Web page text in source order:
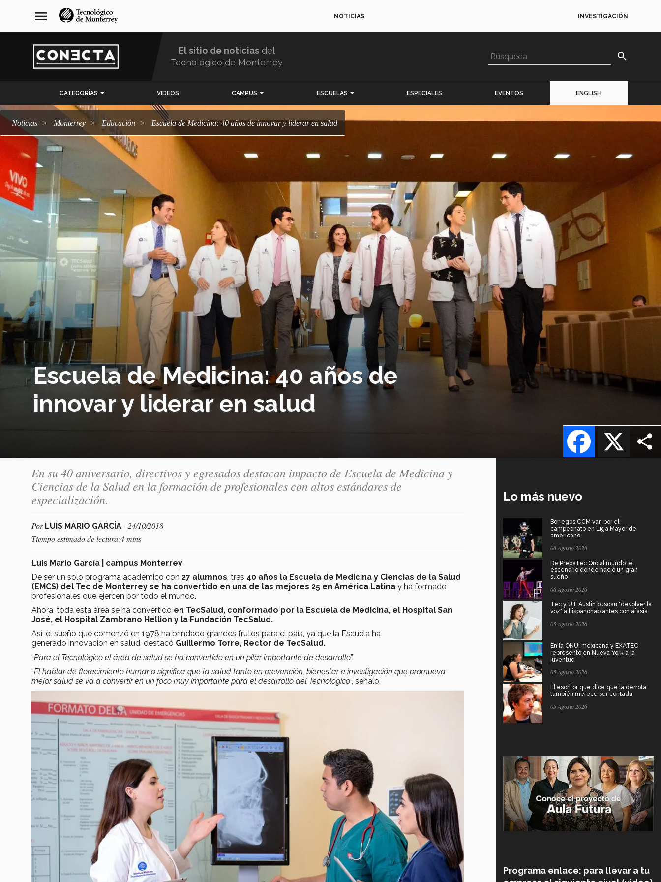
navegación
principal
menu NOTICIAS INVESTIGACIÓN
El sitio de noticias del
Tecnológico de Monterrey
search
CATEGORÍAS VIDEOS CAMPUS ESCUELAS ESPECIALES EVENTOS ENGLISH
Noticias Monterrey Educación Escuela de Medicina: 40 años de innovar y liderar en salud
Escuela de Medicina: 40 años de
innovar y liderar en salud
X
Facebook
En su 40 aniversario, directivos y egresados destacan impacto de Escuela de Medicina y
Ciencias de la Salud en la formación de profesionales con altos estándares de
especialización.
Por LUIS MARIO GARCÍA - 24/10/2018
Tiempo estimado de lectura:4 mins
Luis Mario García | campus Monterrey
De ser un solo programa académico con 27 alumnos , tras 40 años la Escuela de Medicina y Ciencias de la Salud
(EMCS) del Tec de Monterrey se ha convertido en una de las mejores 25 en América Latina y ha formado
profesionales que ejercen por todo el mundo.
Ahora, toda esta área se ha convertido en TecSalud, conformado por la Escuela de Medicina, el Hospital San
José, el Hospital Zambrano Hellion y la Fundación TecSalud.
Así, el sueño que comenzó en 1978 ha brindado grandes frutos para el país, ya que la Escuela ha
generado innovación en salud, destacó Guillermo Torre, Rector de TecSalud.
“Para el Tecnológico el área de salud se ha convertido en un pilar importante de desarrollo”.
“El hablar de florecimiento humano significa que la salud tanto en prevención, bienestar e investigación que promueva
mejor salud se va a convertir en un foco muy importante para el desarrollo del Tecnológico”, señaló.
Lo más nuevo
Borregos CCM van por el
campeonato en Liga Mayor de
americano
06 Agosto 2026
De PrepaTec Qro al mundo: el
escenario donde nació un gran
sueño
06 Agosto 2026
Tec y UT Austin buscan "devolver la
voz" a hispanohablantes con afasia
05 Agosto 2026
En la ONU: mexicana y EXATEC
representó en Nueva York a la
juventud
05 Agosto 2026
El escritor que dice que la derrota
también merece ser contada
05 Agosto 2026
Programa enlace: para llevar a tu